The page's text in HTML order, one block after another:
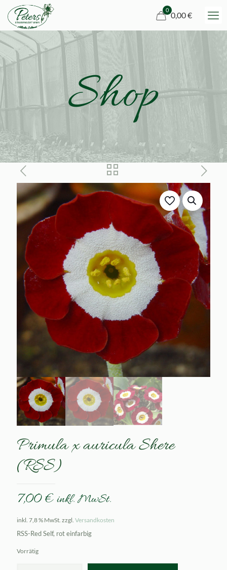
0
0,00 €
Shop
Primula x auricula Shere
(RSS)
7,00€ inkl. MwSt.
inkl. 7,8 % MwSt. zzgl. Versandkosten
RSS-Red Self, rot einfarbig
Vorrätig